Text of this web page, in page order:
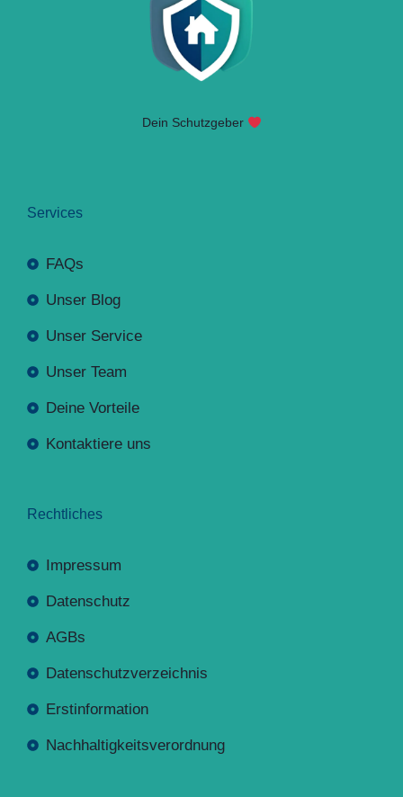
Dein Schutzgeber
Services
FAQs
Unser Blog
Unser Service
Unser Team
Deine Vorteile
Kontaktiere uns
Rechtliches
Impressum
Datenschutz
AGBs
Datenschutzverzeichnis
Erstinformation
Nachhaltigkeitsverordnung